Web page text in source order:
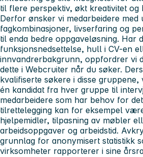
til flere perspektiv, økt kreativitet og
Derfor ønsker vi medarbeidere med
fagkombinasjoner, livserfaring og
til enda bedre oppgaveløsning. Har
funksjonsnedsettelse, hull i CV-en
innvandrerbakgrunn, oppfordrer vi
dette i Webcruiter når du søker.
kvalifiserte søkere i disse
én kandidat fra hver gruppe til
medarbeidere som har behov for
tilrettelegging kan for eksempel
hjelpemidler, tilpasning av møbler
arbeidsoppgaver og arbeidstid.
grunnlag for anonymisert statistikk
virksomheter rapporterer i sine